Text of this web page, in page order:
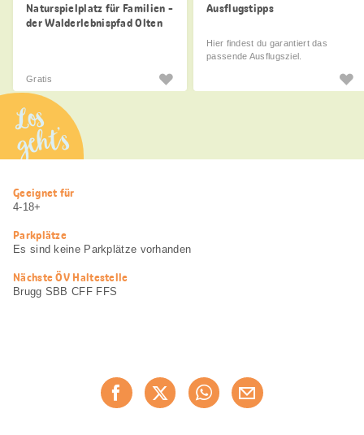
Naturspielplatz für Familien -
der Walderlebnispfad Olten
Gratis
Ausflugstipps
Hier findest du garantiert das
passende Ausflugsziel.
Los
geht’s
Nützliche
Informationen
Geeignet für
4-18+
Parkplätze
Es sind keine Parkplätze vorhanden
Nächste ÖV Haltestelle
Brugg SBB CFF FFS
Jetzt weiterempfehlen